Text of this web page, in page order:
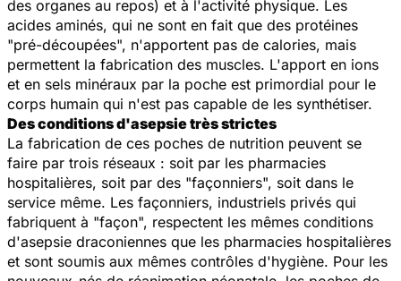
des organes au repos) et à l'activité physique. Les
acides aminés, qui ne sont en fait que des protéines
"pré-découpées", n'apportent pas de calories, mais
permettent la fabrication des muscles. L'apport en ions
et en sels minéraux par la poche est primordial pour le
corps humain qui n'est pas capable de les synthétiser.
Des conditions d'asepsie très strictes
La fabrication de ces poches de nutrition peuvent se
faire par trois réseaux : soit par les pharmacies
hospitalières, soit par des "façonniers", soit dans le
service même. Les façonniers, industriels privés qui
fabriquent à "façon", respectent les mêmes conditions
d'asepsie draconiennes que les pharmacies hospitalières
et sont soumis aux mêmes contrôles d'hygiène. Pour les